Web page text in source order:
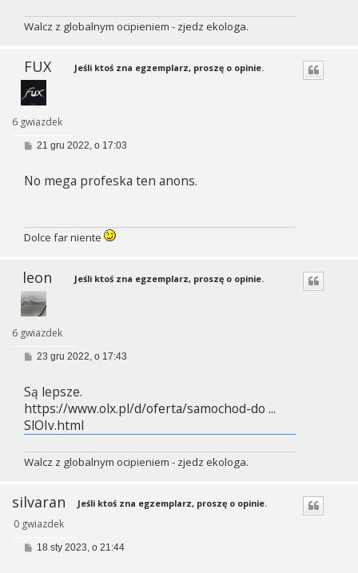
Walcz z globalnym ocipieniem - zjedz ekologa.
FUX
6 gwiazdek
Jeśli ktoś zna egzemplarz, proszę o opinie.
P
t
21 gru 2022, o 17:03
No mega profeska ten anons.
Dolce far niente
leon
6 gwiazdek
Jeśli ktoś zna egzemplarz, proszę o opinie.
P
t
23 gru 2022, o 17:43
Są lepsze.
https://www.olx.pl/d/oferta/samochod-do ...
SlOIv.html
Walcz z globalnym ocipieniem - zjedz ekologa.
silvaran
0 gwiazdek
Jeśli ktoś zna egzemplarz, proszę o opinie.
P18 sty 2023, o 21:44